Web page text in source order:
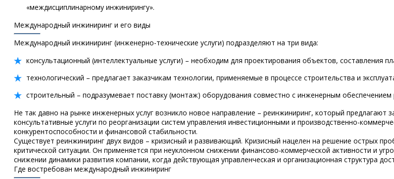
«междисциплинарному инжинирингу».
Международный инжиниринг и его виды
Международный инжиниринг (инженерно-технические услуги) подразделяют на три вида:
консультационный (интеллектуальные услуги) – необходим для проектирования объектов, составления
технологический – предлагает заказчикам технологии, применяемые в процессе строительства и
строительный – подразумевает поставку (монтаж) оборудования совместно с инженерным обеспечением
Не так давно на рынке инженерных услуг возникло новое направление – реинжиниринг, который
консультативные услуги по реорганизации систем управления инвестиционными и производственно-
конкурентоспособности и финансовой стабильности.
Существует реинжиниринг двух видов – кризисный и развивающий. Кризисный нацелен на решение острых
критической ситуации. Он применяется при неуклонном снижении финансово-коммерческой активности и
снижении динамики развития компании, когда действующая управленческая и организационная структура
Где востребован международный инжиниринг